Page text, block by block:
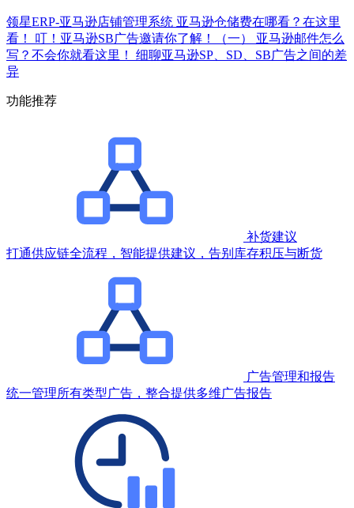
领星ERP-亚马逊店铺管理系统 亚马逊仓储费在哪看？在这里
看！
叮！亚马逊SB广告邀请你了解！（一）
亚马逊邮件怎么
写？不会你就看这里！
细聊亚马逊SP、SD、SB广告之间的差
异
功能推荐
补货建议
打通供应链全流程，智能提供建议，告别库存积压与断货
广告管理和报告
统一管理所有类型广告，整合提供多维广告报告